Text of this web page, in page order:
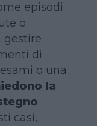
episodi
o
gestire
di
o una
la
casi,